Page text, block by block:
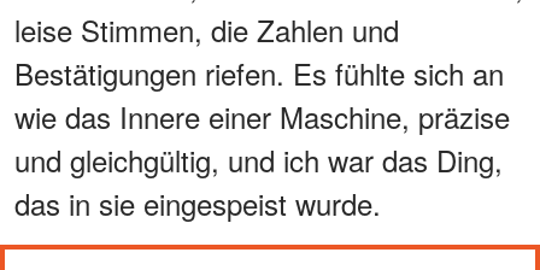
leise Stimmen, die Zahlen und
Bestätigungen riefen. Es fühlte sich an
wie das Innere einer Maschine, präzise
und gleichgültig, und ich war das Ding,
das in sie eingespeist wurde.